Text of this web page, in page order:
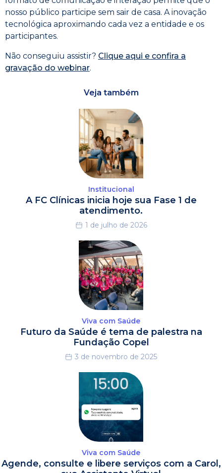
nosso público participe sem sair de casa. A inovação
tecnológica aproximando cada vez a entidade e os
participantes.
Não conseguiu assistir? Clique aqui e confira a
gravação do webinar.
Veja também
Institucional
A FC Clínicas inicia hoje sua Fase 1 de
atendimento.
1 de julho de 2026
Viva com Saúde
Futuro da Saúde é tema de palestra na
Fundação Copel
3 de novembro de 2025
Viva com Saúde
Agende, consulte e libere serviços com a Carol,